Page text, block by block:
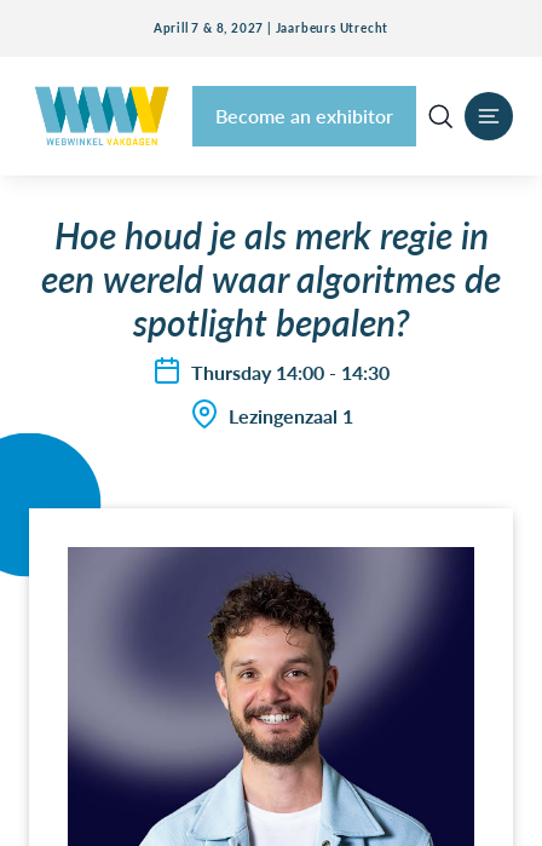
Aprill 7 & 8, 2027 | Jaarbeurs Utrecht
Become an exhibitor
Hoe houd je als merk regie in
een wereld waar algoritmes de
spotlight bepalen?
Thursday 14:00 - 14:30
Lezingenzaal 1